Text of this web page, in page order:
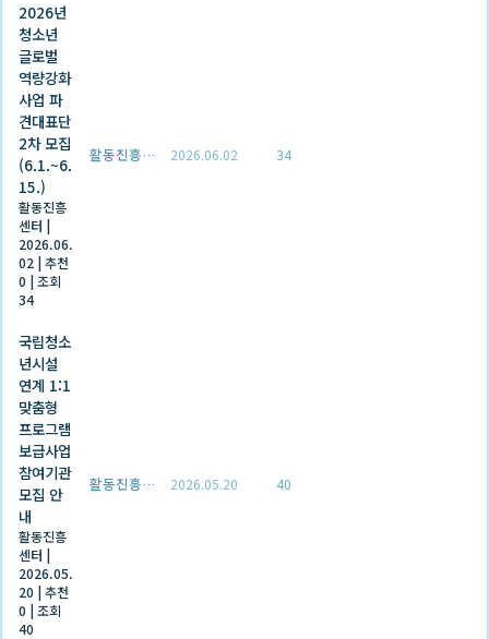
2026년
청소년
글로벌
역량강화
사업 파
견대표단
2차 모집
(6.1.~6.
15.)
활동진흥
센터 |
2026.06.
02 |추천
0 |조회
34
활동진흥센터 2026.06.02 34
국립청소
년시설
연계 1:1
맞춤형
프로그램
보급사업
참여기관
모집 안
내
활동진흥
센터 |
2026.05.
20 |추천
0 |조회
40
활동진흥센터 2026.05.20 40